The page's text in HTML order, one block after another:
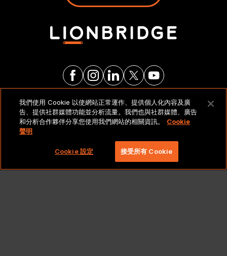
法律聲明與政策
Copyright 2026 Lionbridge Technologies, LLC. 著作
權所有，並保留一切權利。
我們使用 Cookie 以使網站正常運作、提供個人化內容及廣
告、提供社群媒體功能並分析流量。我們也與社群媒體、廣告
和分析合作夥伴分享您使用我們網站的相關資訊。
Cookie
聲明
Cookie 設定 接受所有 Cookie